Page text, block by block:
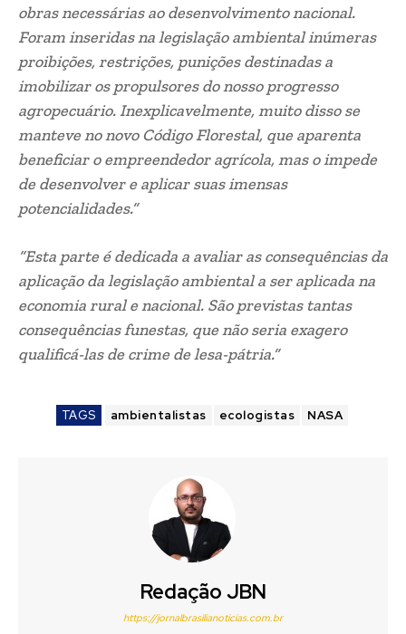
potencialidades.”
“Esta parte é dedicada a avaliar as consequências da
aplicação da legislação ambiental a ser aplicada na
economia rural e nacional. São previstas tantas
consequências funestas, que não seria exagero
qualificá-las de crime de lesa-pátria.”
https://jornalbrasilianoticias.com.br
- Publicidade -